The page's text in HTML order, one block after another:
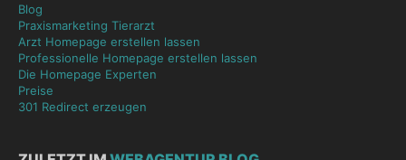
Blog
Praxismarketing Tierarzt
Arzt Homepage erstellen lassen
Professionelle Homepage erstellen lassen
Die Homepage Experten
Preise
301 Redirect erzeugen